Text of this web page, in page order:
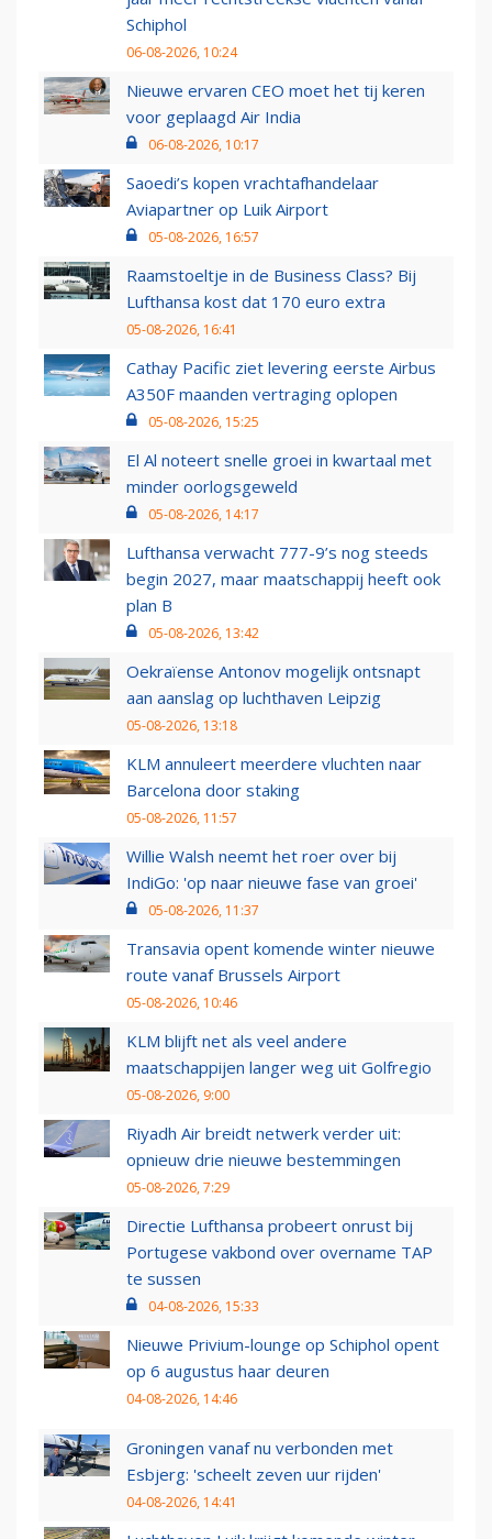
Schiphol
06-08-2026, 10:24
Nieuwe ervaren CEO moet het tij keren
voor geplaagd Air India
06-08-2026, 10:17
Saoedi’s kopen vrachtafhandelaar
Aviapartner op Luik Airport
05-08-2026, 16:57
Raamstoeltje in de Business Class? Bij
Lufthansa kost dat 170 euro extra
05-08-2026, 16:41
Cathay Pacific ziet levering eerste Airbus
A350F maanden vertraging oplopen
05-08-2026, 15:25
El Al noteert snelle groei in kwartaal met
minder oorlogsgeweld
05-08-2026, 14:17
Lufthansa verwacht 777-9’s nog steeds
begin 2027, maar maatschappij heeft ook
plan B
05-08-2026, 13:42
Oekraïense Antonov mogelijk ontsnapt
aan aanslag op luchthaven Leipzig
05-08-2026, 13:18
KLM annuleert meerdere vluchten naar
Barcelona door staking
05-08-2026, 11:57
Willie Walsh neemt het roer over bij
IndiGo: 'op naar nieuwe fase van groei'
05-08-2026, 11:37
Transavia opent komende winter nieuwe
route vanaf Brussels Airport
05-08-2026, 10:46
KLM blijft net als veel andere
maatschappijen langer weg uit Golfregio
05-08-2026, 9:00
Riyadh Air breidt netwerk verder uit:
opnieuw drie nieuwe bestemmingen
05-08-2026, 7:29
Directie Lufthansa probeert onrust bij
Portugese vakbond over overname TAP
te sussen
04-08-2026, 15:33
Nieuwe Privium-lounge op Schiphol opent
op 6 augustus haar deuren
04-08-2026, 14:46
Groningen vanaf nu verbonden met
Esbjerg: 'scheelt zeven uur rijden'
04-08-2026, 14:41